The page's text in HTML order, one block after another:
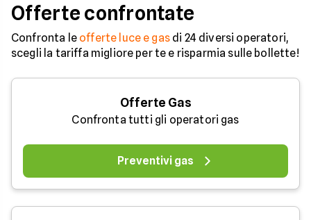
Offerte confrontate
Confronta le offerte luce e gasdi 24 diversi operatori,
scegli la tariffa migliore per te e risparmia sulle bollette!
Offerte Gas
Confronta tutti gli operatori gas
Preventivi gas